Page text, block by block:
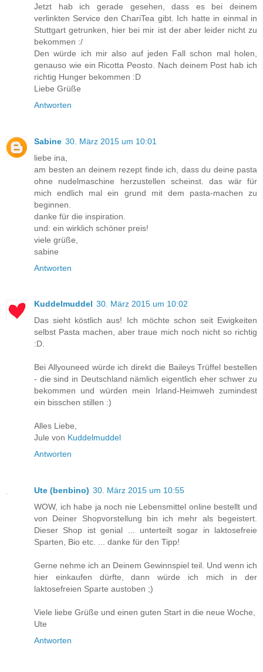
Jetzt hab ich gerade gesehen, dass es bei deinem
verlinkten Service den ChariTea gibt. Ich hatte in einmal in
Stuttgart getrunken, hier bei mir ist der aber leider nicht zu
bekommen :/
Den würde ich mir also auf jeden Fall schon mal holen,
genauso wie ein Ricotta Peosto. Nach deinem Post hab ich
richtig Hunger bekommen :D
Liebe Grüße
Antworten
Sabine 30. März 2015 um 10:01
liebe ina,
am besten an deinem rezept finde ich, dass du deine pasta
ohne nudelmaschine herzustellen scheinst. das wär für
mich endlich mal ein grund mit dem pasta-machen zu
beginnen.
danke für die inspiration.
und: ein wirklich schöner preis!
viele grüße,
sabine
Antworten
Kuddelmuddel 30. März 2015 um 10:02
Das sieht köstlich aus! Ich möchte schon seit Ewigkeiten
selbst Pasta machen, aber traue mich noch nicht so richtig
:D.
Bei Allyouneed würde ich direkt die Baileys Trüffel bestellen
- die sind in Deutschland nämlich eigentlich eher schwer zu
bekommen und würden mein Irland-Heimweh zumindest
ein bisschen stillen :)
Alles Liebe,
Jule von Kuddelmuddel
Antworten
Ute (benbino) 30. März 2015 um 10:55
WOW, ich habe ja noch nie Lebensmittel online bestellt und
von Deiner Shopvorstellung bin ich mehr als begeistert.
Dieser Shop ist genial ... unterteilt sogar in laktosefreie
Sparten, Bio etc. ... danke für den Tipp!
Gerne nehme ich an Deinem Gewinnspiel teil. Und wenn ich
hier einkaufen dürfte, dann würde ich mich in der
laktosefreien Sparte austoben ;)
Viele liebe Grüße und einen guten Start in die neue Woche,
Ute
Antworten